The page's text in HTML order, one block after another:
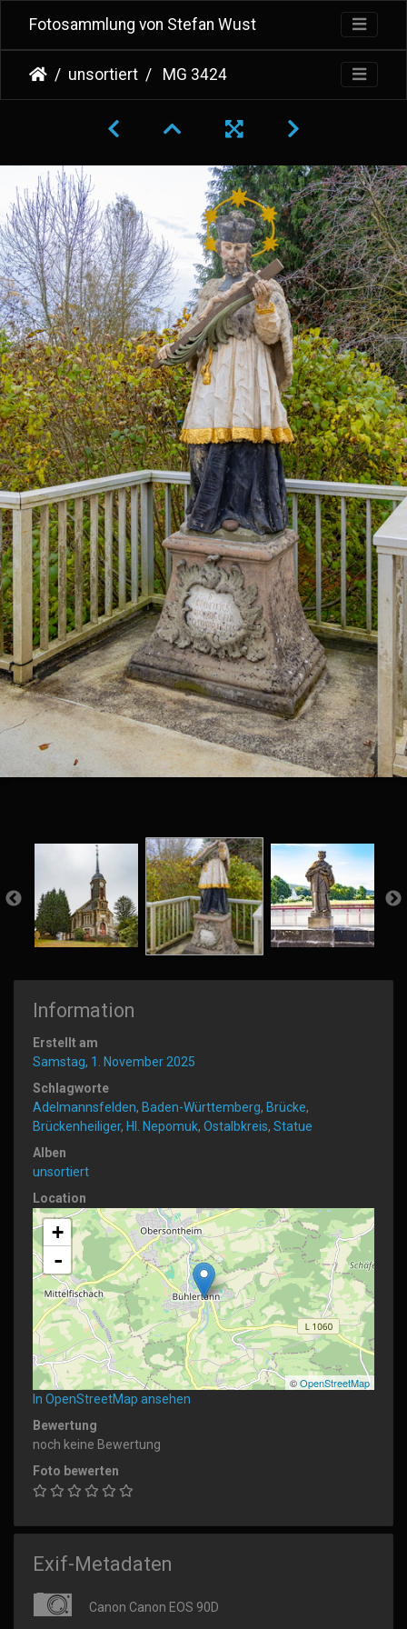
Fotosammlung von Stefan Wust
unsortiert MG 3424
Information
Erstellt am
Samstag, 1. November 2025
Schlagworte
Adelmannsfelden, Baden-Württemberg, Brücke,
Brückenheiliger, Hl. Nepomuk, Ostalbkreis, Statue
Alben
unsortiert
Location
+
-
©OpenStreetMap
In OpenStreetMap ansehen
Bewertung
noch keine Bewertung
Foto bewerten
Exif-Metadaten
Canon Canon EOS 90D